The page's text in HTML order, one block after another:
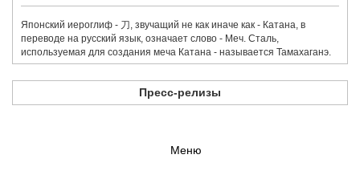
Японский иероглиф - 刀,​ звучащий не как иначе как - Катана, в
переводе на русский язык, означает слово - Меч. Сталь,
используемая для создания меча Катана - называется Тамахаганэ.
Пресс-релизы
Меню